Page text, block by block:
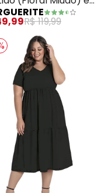
Fria
R$ 119,99